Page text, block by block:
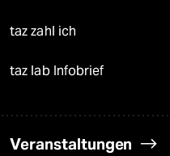
taz zahl ich
taz lab Infobrief
Veranstaltungen